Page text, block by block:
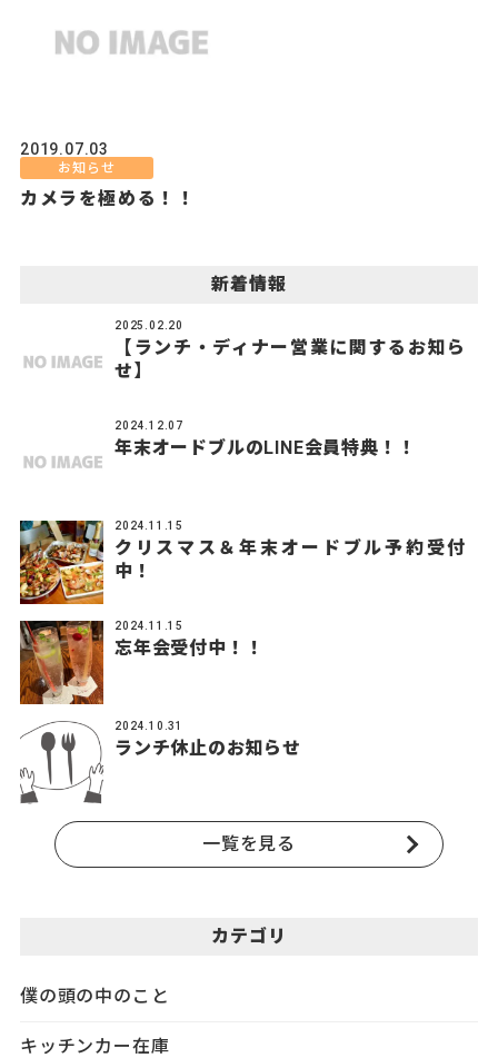
2019.07.03
お知らせ
カメラを極める！！
新着情報
2025.02.20
【ランチ・ディナー営業に関するお知ら
せ】
2024.12.07
年末オードブルのLINE会員特典！！
2024.11.15
クリスマス＆年末オードブル予約受付
中！
2024.11.15
忘年会受付中！！
2024.10.31
ランチ休止のお知らせ
一覧を見る
カテゴリ
僕の頭の中のこと
キッチンカー在庫